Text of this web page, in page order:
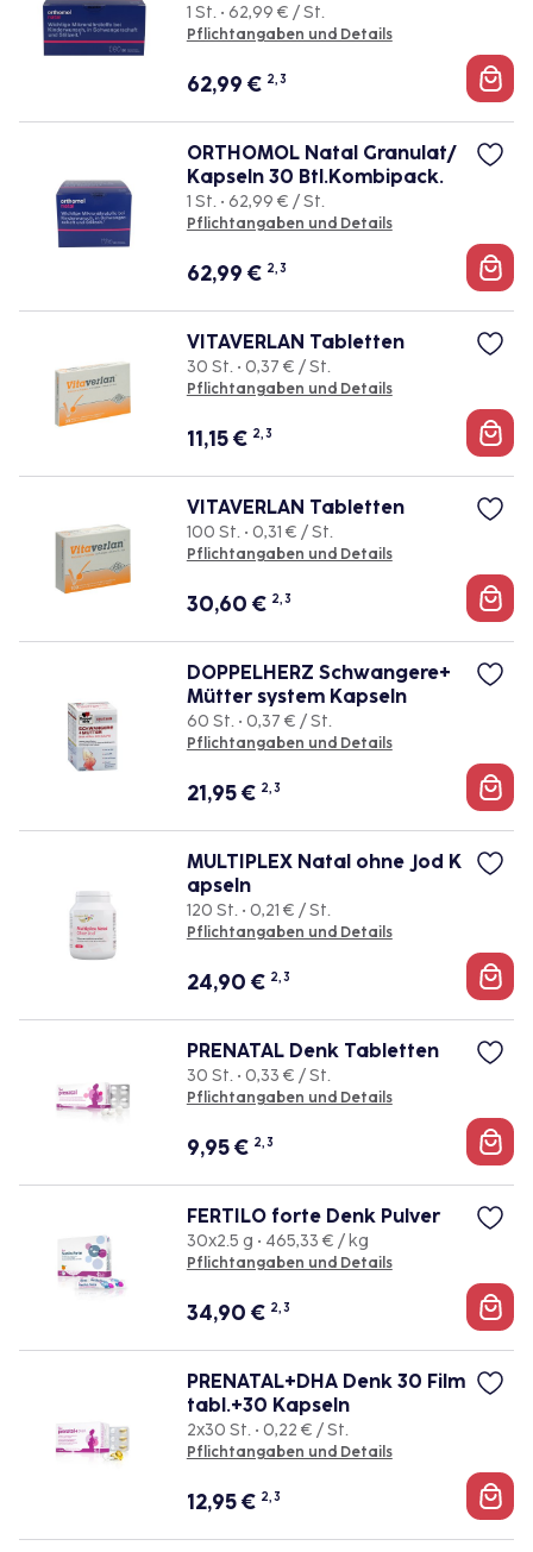
1 St. • 62,99 € / St.
Pflichtangaben und Details
62,99 € 2, 3
ORTHOMOL Natal Granulat/
Kapseln 30 Btl.Kombipack.
1 St. • 62,99 € / St.
Pflichtangaben und Details
62,99 € 2, 3
VITAVERLAN Tabletten
30 St. • 0,37 € / St.
Pflichtangaben und Details
11,15€ 2, 3
VITAVERLAN Tabletten
100 St. • 0,31 € / St.
Pflichtangaben und Details
30,60 € 2, 3
DOPPELHERZ Schwangere+
Mütter system Kapseln
60 St. • 0,37 € / St.
Pflichtangaben und Details
21,95€ 2, 3
MULTIPLEX Natal ohne Jod K
apseln
120 St. • 0,21 € / St.
Pflichtangaben und Details
24,90 € 2, 3
PRENATAL Denk Tabletten
30 St. • 0,33 € / St.
Pflichtangaben und Details
9,95€ 2, 3
FERTILO forte Denk Pulver
30x2.5 g • 465,33 € / kg
Pflichtangaben und Details
34,90 € 2, 3
PRENATAL+DHA Denk 30 Film
tabl.+30 Kapseln
2x30 St. • 0,22 € / St.
Pflichtangaben und Details
12,95€ 2, 3